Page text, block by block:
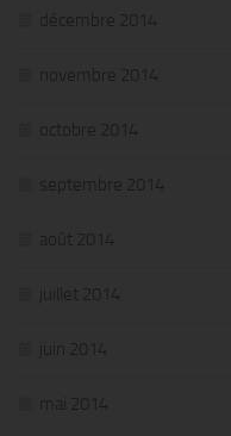
décembre 2014
novembre 2014
octobre 2014
septembre 2014
août 2014
juillet 2014
juin 2014
mai 2014